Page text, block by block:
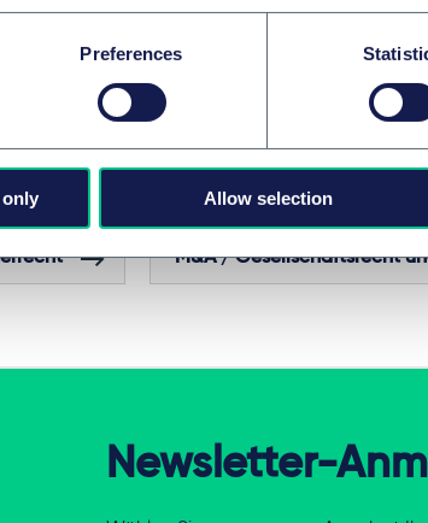
Preferences
Allow selection
in die richtige Richtung. Die Koalitionsfraktionen
Regelungen und ggf. weitere
und dort zu behandeln.
UND GRUPPEN
M&A / Gesellschaftsrecht
Newsletter-